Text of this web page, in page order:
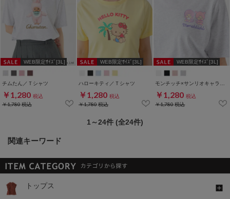
WEB限定ｻｲｽﾞ[3L]
チムたん／Ｔシャツ
￥1,280 税込
￥1,780税込
WEB限定ｻｲｽﾞ[3L]
ハローキティ／Ｔシャツ
￥1,280 税込
￥1,780税込
WEB限定ｻｲｽﾞ[3L]
￥1,280 税込
￥1,780税込
1～24件 (全24件)
関連キーワード
トップス